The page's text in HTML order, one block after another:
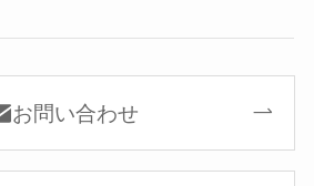
お問い合わせ